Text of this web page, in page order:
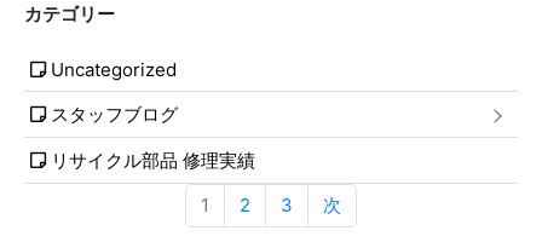
カテゴリー
Uncategorized
スタッフブログ
リサイクル部品 修理実績
1
2 3 次